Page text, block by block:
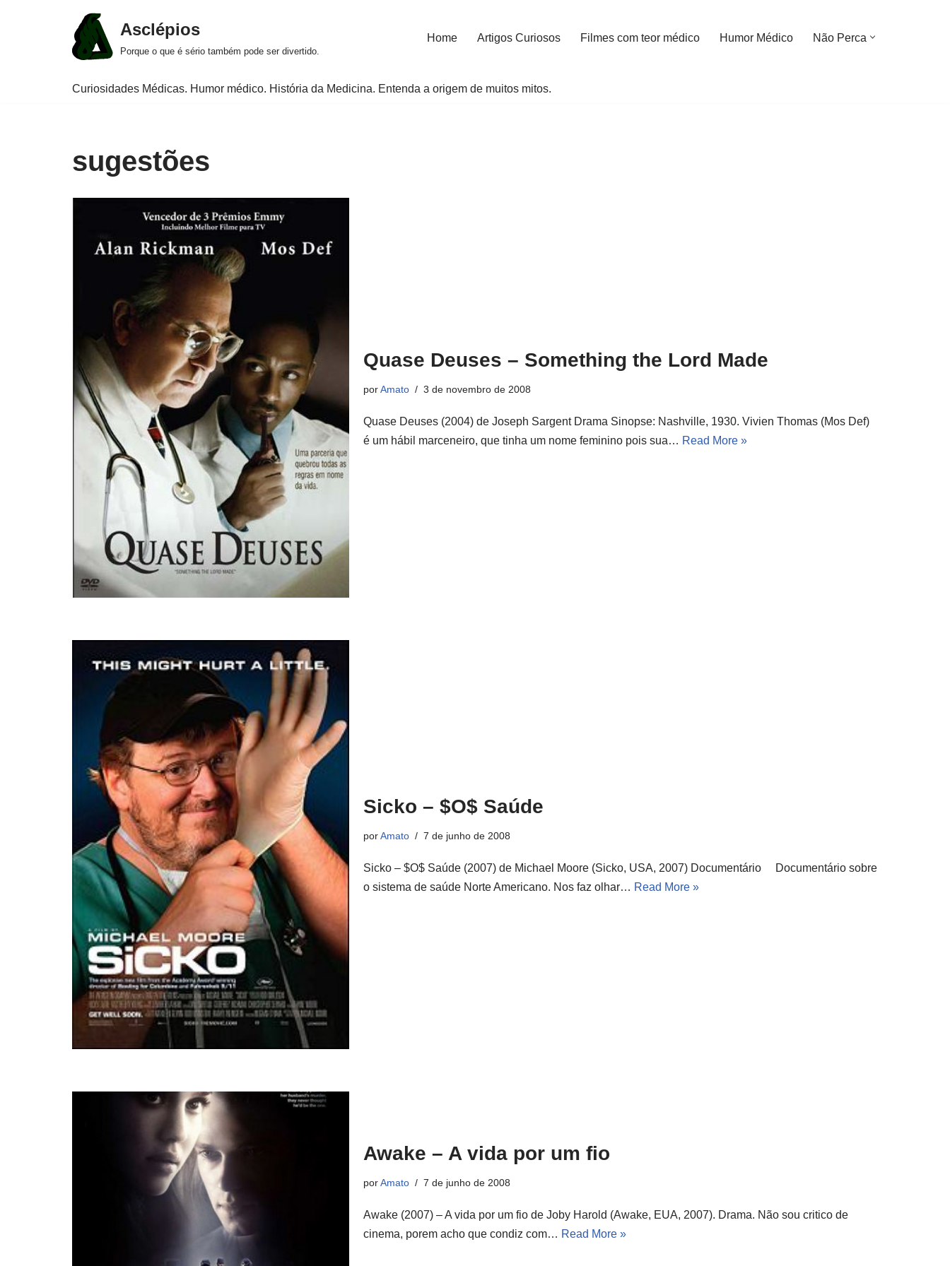
Asclépios
Porque o que é sério também pode ser divertido.
Home Artigos Curiosos Filmes com teor médico Humor Médico Não Perca
Curiosidades Médicas. Humor médico. História da Medicina. Entenda a origem de muitos mitos.
sugestões
Quase Deuses – Something the Lord Made
porAmato 3 de novembro de 2008
Quase Deuses (2004) de Joseph Sargent Drama Sinopse: Nashville, 1930. Vivien Thomas (Mos Def)
é um hábil marceneiro, que tinha um nome feminino pois sua… Read More »
Sicko – $O$ Saúde
porAmato 7 de junho de 2008
Sicko – $O$ Saúde (2007) de Michael Moore (Sicko, USA, 2007) Documentário Documentário sobre
o sistema de saúde Norte Americano. Nos faz olhar… Read More »
Awake – A vida por um fio
porAmato 7 de junho de 2008
Awake (2007) – A vida por um fio de Joby Harold (Awake, EUA, 2007). Drama. Não sou critico de
cinema, porem acho que condiz com… Read More »